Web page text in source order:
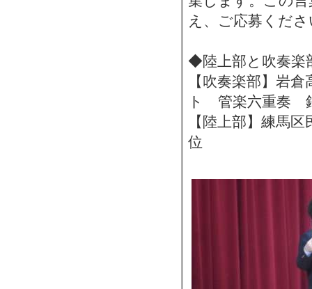
え、ご応募くだ
◆陸上部と吹奏楽
【吹奏楽部】岩
ト 管楽六重奏
【陸上部】練馬
位